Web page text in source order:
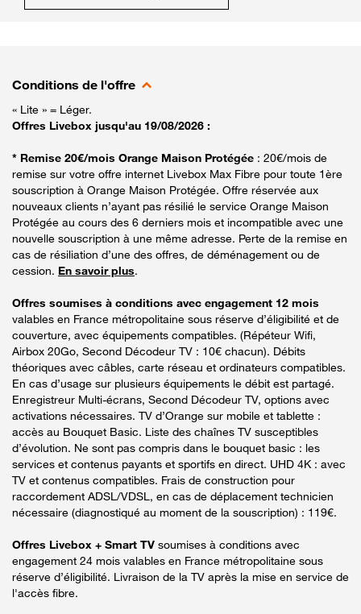
Conditions de l'offre
« Lite » = Léger.
Offres Livebox jusqu'au 19/08/2026 :
* Remise 20€/mois Orange Maison Protégée : 20€/mois de
remise sur votre offre internet Livebox Max Fibre pour toute 1ère
souscription à Orange Maison Protégée. Offre réservée aux
nouveaux clients n’ayant pas résilié le service Orange Maison
Protégée au cours des 6 derniers mois et incompatible avec une
nouvelle souscription à une même adresse. Perte de la remise en
cas de résiliation d’une des offres, de déménagement ou de
cession. En savoir plus.
Offres soumises à conditions avec engagement 12 mois
valables en France métropolitaine sous réserve d’éligibilité et de
couverture, avec équipements compatibles. (Répéteur Wifi,
Airbox 20Go, Second Décodeur TV : 10€ chacun). Débits
théoriques avec câbles, carte réseau et ordinateurs compatibles.
En cas d’usage sur plusieurs équipements le débit est partagé.
Enregistreur Multi-écrans, Second Décodeur TV, options avec
activations nécessaires. TV d’Orange sur mobile et tablette :
accès au Bouquet Basic. Liste des chaînes TV susceptibles
d’évolution. Ne sont pas compris dans le bouquet basic : les
services et contenus payants et sportifs en direct. UHD 4K : avec
TV et contenus compatibles. Frais de construction pour
raccordement ADSL/VDSL, en cas de déplacement technicien
nécessaire (diagnostiqué au moment de la souscription) : 119€.
Offres Livebox + Smart TV soumises à conditions avec
engagement 24 mois valables en France métropolitaine sous
réserve d’éligibilité. Livraison de la TV après la mise en service de
l'accès fibre.